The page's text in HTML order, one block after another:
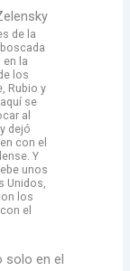
de la
la
los
Rubio y
se
al
dejó
con el
Y
unos
Unidos,
los
el
solo en el